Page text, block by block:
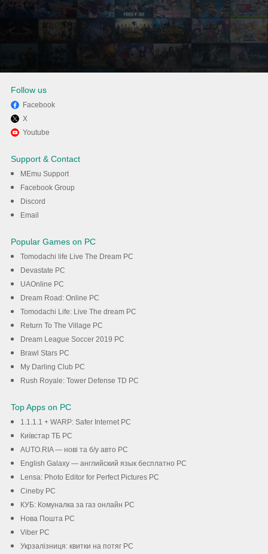
Enjoy using Water Eject on PC
Follow us
Facebook
X
Youtube
Support & Contact
MEmu Support
Facebook Group
Discord
Email
Popular Games on PC
Tomodachi life Live The Dream PC
Devastate PC
UAOnline PC
Dream Road: Online PC
Tomodachi Life: Live The dream PC
Return To The Village PC
Dream League Soccer 2019 PC
Brawl Stars PC
My Darling Club PC
Rush Royale: Tower Defense TD PC
Top Apps on PC
1.1.1.1 + WARP: Safer Internet PC
Київстар TБ PC
AUTO.RIA — нові та б/у авто PC
English Galaxy — английский язык бесплатно PC
Lensa: Photo Editor for Perfect Pictures PC
Cineby PC
КУБ: Комуналка за газ онлайн PC
Нова Пошта PC
Viber PC
Укрзалізниця: квитки на потяг PC